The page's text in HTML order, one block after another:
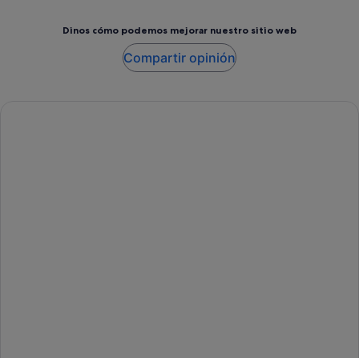
Dinos cómo podemos mejorar nuestro sitio web
Compartir opinión